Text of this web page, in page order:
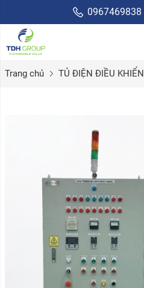
0967469838
Trang chủ TỦ ĐIỆN ĐIỀU KHIỂN